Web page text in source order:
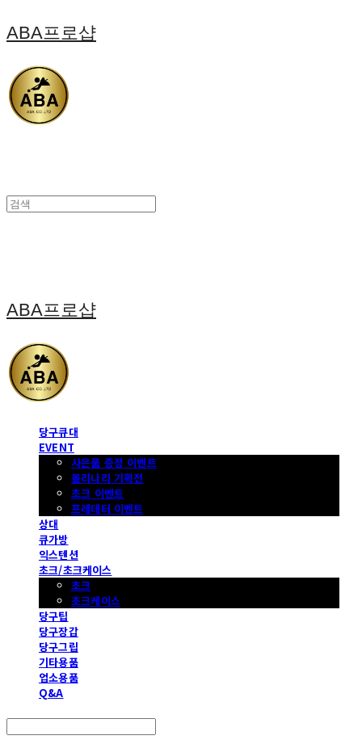
ABA프로샵
ABA프로샵
당구큐대
EVENT
사은품 증정 이벤트
몰리나리 기획전
초크 이벤트
프레데터 이벤트
상대
큐가방
익스텐션
초크/초크케이스
초크
초크케이스
당구팁
당구장갑
당구그립
기타용품
업소용품
Q&A